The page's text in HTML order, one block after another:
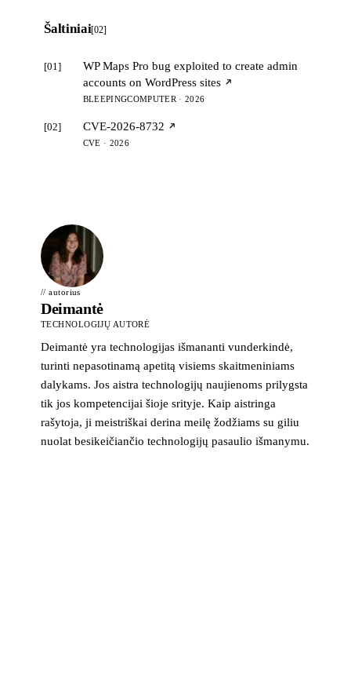
Šaltiniai[02]
[01]
WP Maps Pro bug exploited to create admin
accounts on WordPress sites
BLEEPINGCOMPUTER · 2026
[02] CVE-2026-8732
CVE · 2026
// autorius
Deimantė
TECHNOLOGIJŲ AUTORĖ
Deimantė yra technologijas išmananti vunderkindė,
turinti nepasotinamą apetitą visiems skaitmeniniams
dalykams. Jos aistra technologijų naujienoms prilygsta
tik jos kompetencijai šioje srityje. Kaip aistringa
rašytoja, ji meistriškai derina meilę žodžiams su giliu
nuolat besikeičiančio technologijų pasaulio išmanymu.